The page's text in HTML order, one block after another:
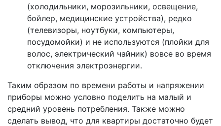
(холодильники, морозильники, освещение,
бойлер, медицинские устройства), редко
(телевизоры, ноутбуки, компьютеры,
посудомойки) и не используются (плойки для
волос, электрический чайник) вовсе во время
отключения электроэнергии.
Таким образом по времени работы и напряжении
приборы можно условно поделить на малый и
средний уровень потребления. Также можно
сделать вывод, что для квартиры достаточно будет